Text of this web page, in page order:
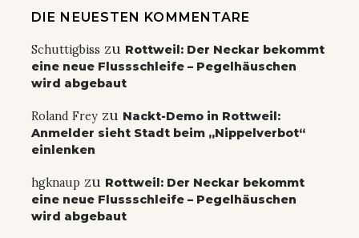
DIE NEUESTEN KOMMENTARE
Schuttigbiss zu Rottweil: Der Neckar bekommt
eine neue Flussschleife – Pegelhäuschen
wird abgebaut
Roland Frey zu Nackt-Demo in Rottweil:
Anmelder sieht Stadt beim „Nippelverbot“
einlenken
hgknaup zu Rottweil: Der Neckar bekommt
eine neue Flussschleife – Pegelhäuschen
wird abgebaut